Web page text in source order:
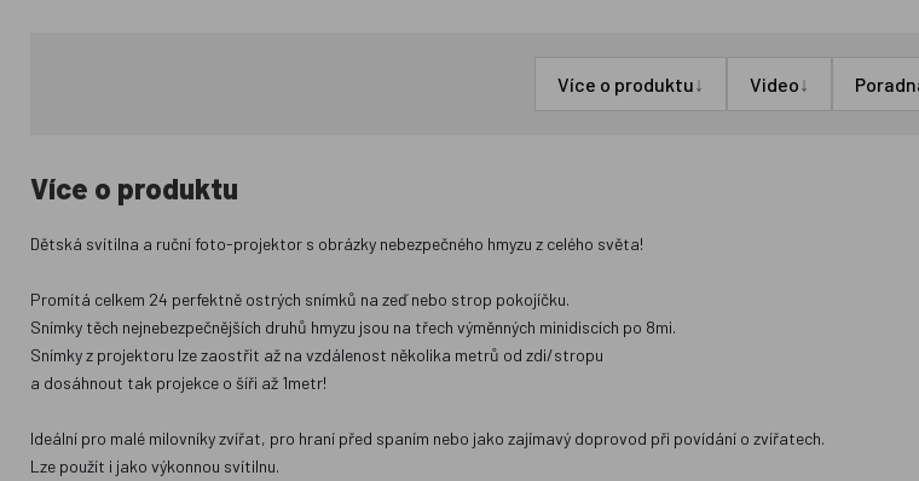
Více o produktu↓ Video↓
Více o produktu
Dětská svítilna a ruční foto-projektor s obrázky nebezpečného hmyzu z celého světa!
Promítá celkem 24 perfektně ostrých snímků na zeď nebo strop pokojíčku.
Snímky těch nejnebezpečnějších druhů hmyzu jsou na třech výměnných minidiscích po 8mi.
Snímky z projektoru lze zaostřit až na vzdálenost několika metrů od zdi/stropu
a dosáhnout tak projekce o šíři až 1metr!
Ideální pro malé milovníky zvířat, pro hraní před spaním nebo jako zajímavý doprovod při povídání o zvířatech.
Lze použít i jako výkonnou svítilnu.